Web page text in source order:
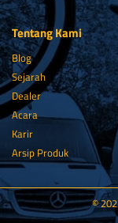
Tentang Kami
Blog
Sejarah
Dealer
Acara
Karir
Arsip Produk
©